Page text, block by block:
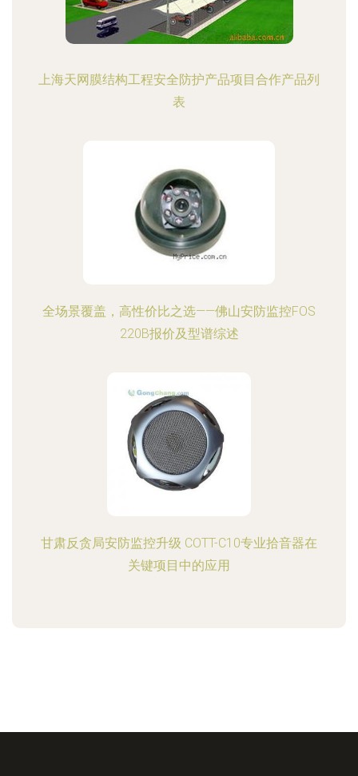
上海天网膜结构工程安全防护产品项目合作产品列
表
全场景覆盖，高性价比之选——佛山安防监控FOS
220B报价及型谱综述
甘肃反贪局安防监控升级 COTT-C10专业拾音器在
关键项目中的应用